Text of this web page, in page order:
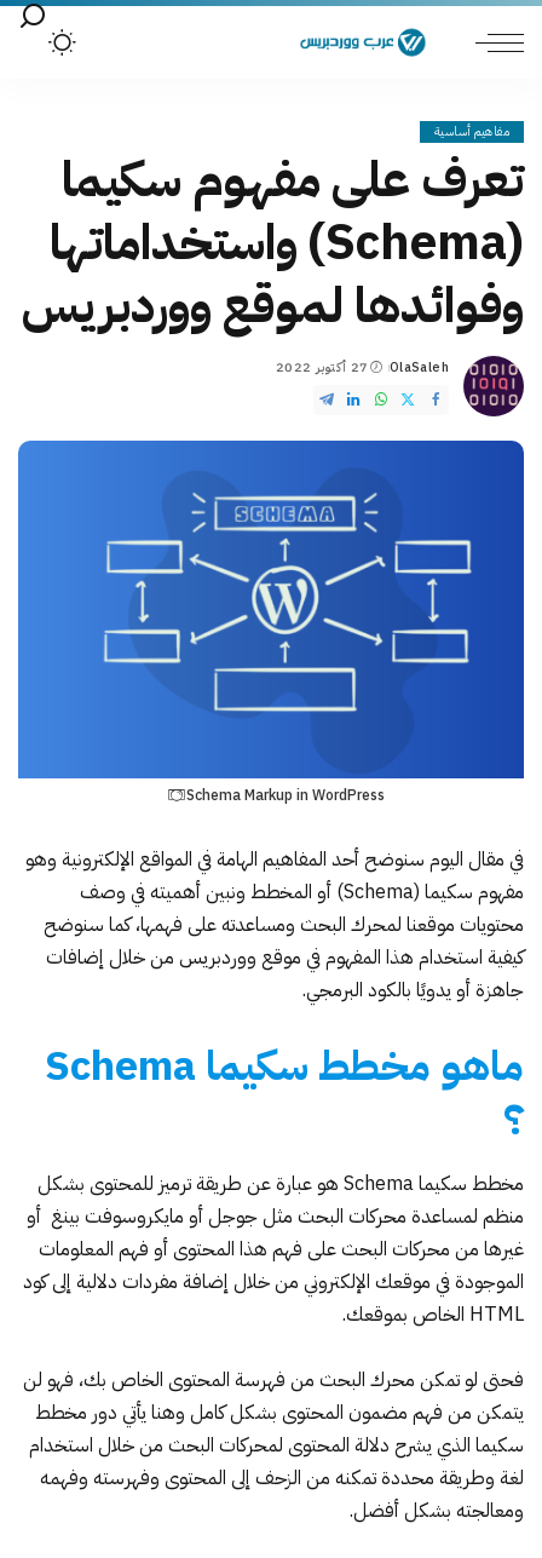
مفاهيم أساسية
تعرف على مفهوم سكيما
(Schema) واستخداماتها
وفوائدها لموقع ووردبريس
Posted
by
OlaSaleh 27 أكتوبر 2022
Schema Markup in WordPress
في مقال اليوم سنوضح أحد المفاهيم الهامة في المواقع الإلكترونية وهو
مفهوم سكيما (Schema) أو المخطط ونبين أهميته في وصف
محتويات موقعنا لمحرك البحث ومساعدته على فهمها، كما سنوضح
كيفية استخدام هذا المفهوم في موقع ووردبريس من خلال إضافات
جاهزة أو يدويًا بالكود البرمجي.
ماهو مخطط سكيما Schema
؟
مخطط سكيما Schema هو عبارة عن طريقة ترميز للمحتوى بشكل
منظم لمساعدة محركات البحث مثل جوجل أو مايكروسوفت بينغ ‏ أو
غيرها من محركات البحث على فهم هذا المحتوى أو فهم المعلومات
الموجودة في موقعك الإلكتروني من خلال إضافة مفردات دلالية إلى كود
HTML الخاص بموقعك.
فحتى لو تمكن محرك البحث من فهرسة المحتوى الخاص بك، فهو لن
يتمكن من فهم مضمون المحتوى بشكل كامل وهنا يأتي دور مخطط
سكيما الذي يشرح دلالة المحتوى لمحركات البحث من خلال استخدام
لغة وطريقة محددة تمكنه من الزحف إلى المحتوى وفهرسته وفهمه
ومعالجته بشكل أفضل.